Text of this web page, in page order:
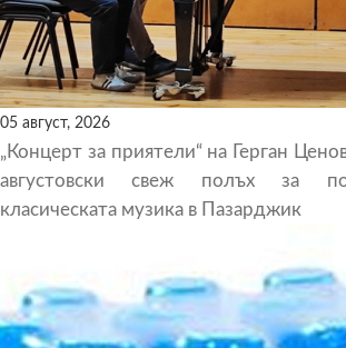
05 август, 2026
„Концерт за приятели“ на Герган
августовски свеж полъх за
класическата музика в Пазарджик